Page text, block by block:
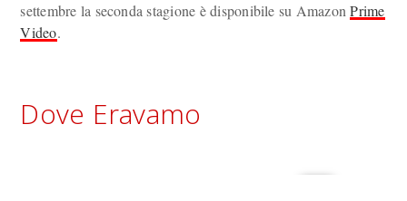
settembre la seconda stagione è disponibile su AmazonPrime
Video.
Dove Eravamo